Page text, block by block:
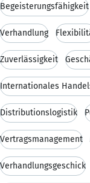
Begeisterungsfähigkeit
Verhandlung
Zuverlässigkeit
Internationales
Distributionslogistik
Vertragsmanagement
Verhandlungsgeschick